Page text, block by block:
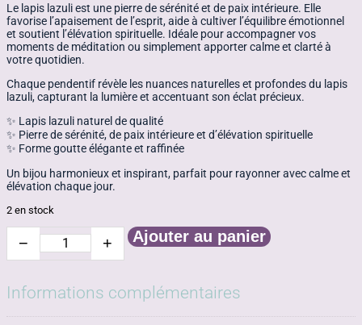
Le lapis lazuli est une pierre de sérénité et de paix intérieure. Elle
favorise l’apaisement de l’esprit, aide à cultiver l’équilibre émotionnel
et soutient l’élévation spirituelle. Idéale pour accompagner vos
moments de méditation ou simplement apporter calme et clarté à
votre quotidien.
Chaque pendentif révèle les nuances naturelles et profondes du lapis
lazuli, capturant la lumière et accentuant son éclat précieux.
✨ Lapis lazuli naturel de qualité
✨ Pierre de sérénité, de paix intérieure et d’élévation spirituelle
✨ Forme goutte élégante et raffinée
Un bijou harmonieux et inspirant, parfait pour rayonner avec calme et
élévation chaque jour.
2 en stock
−
quantité
de
lapis
lazuli
+ Ajouter au panier
Informations complémentaires